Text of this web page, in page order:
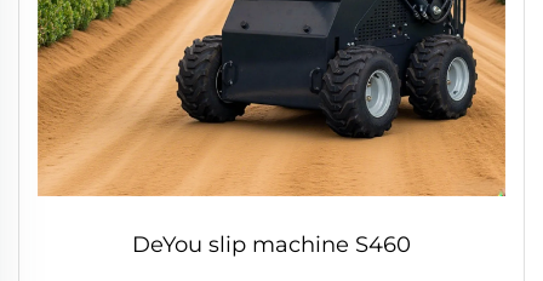
DeYou slip machine S460